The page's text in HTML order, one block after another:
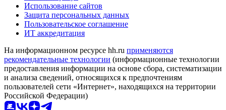
Использование сайтов
Защита персональных данных
Пользовательское соглашение
ИТ аккредитация
На информационном ресурсе hh.ru применяются
рекомендательные технологии (информационные технологии
предоставления информации на основе сбора, систематизации
и анализа сведений, относящихся к предпочтениям
пользователей сети «Интернет», находящихся на территории
Российской Федерации)